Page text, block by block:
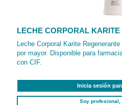
LECHE CORPORAL
Leche Corporal Karite
por mayor. Disponible para
con CIF.
Inicia sesión
Soy profesional,